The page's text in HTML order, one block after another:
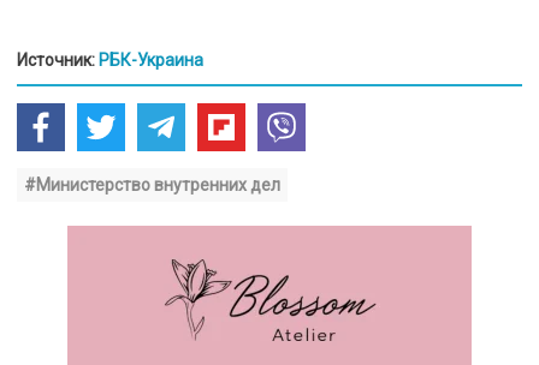
Источник: РБК-Украина
#Министерство внутренних дел